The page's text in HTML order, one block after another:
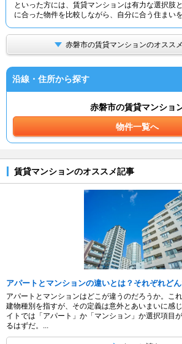
といった方には、賃貸マンションは有力な選択肢
に合った物件を比較しながら、自分に合う住まい
赤磐市の賃貸マンションのオスス
沿線・住所から探す
赤磐市の賃貸マンショ
物件一覧へ
賃貸マンションのオススメ記事
アパートとマンションの違いとは？それぞれど
アパートとマンションはどこが違うのだろうか。こ
建物種別を指すが、その定義は意外とあいまいに感
イトでは「アパート」か「マンション」か選択項目
るはずだ。...